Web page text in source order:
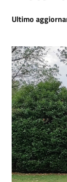
Ultimo